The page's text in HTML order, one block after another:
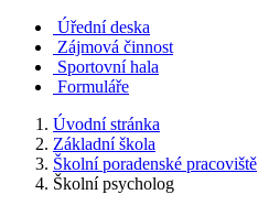
Úřední deska
Zájmová činnost
Sportovní hala
Formuláře
Úvodní stránka
Základní škola
Školní poradenské pracoviště
Školní psycholog